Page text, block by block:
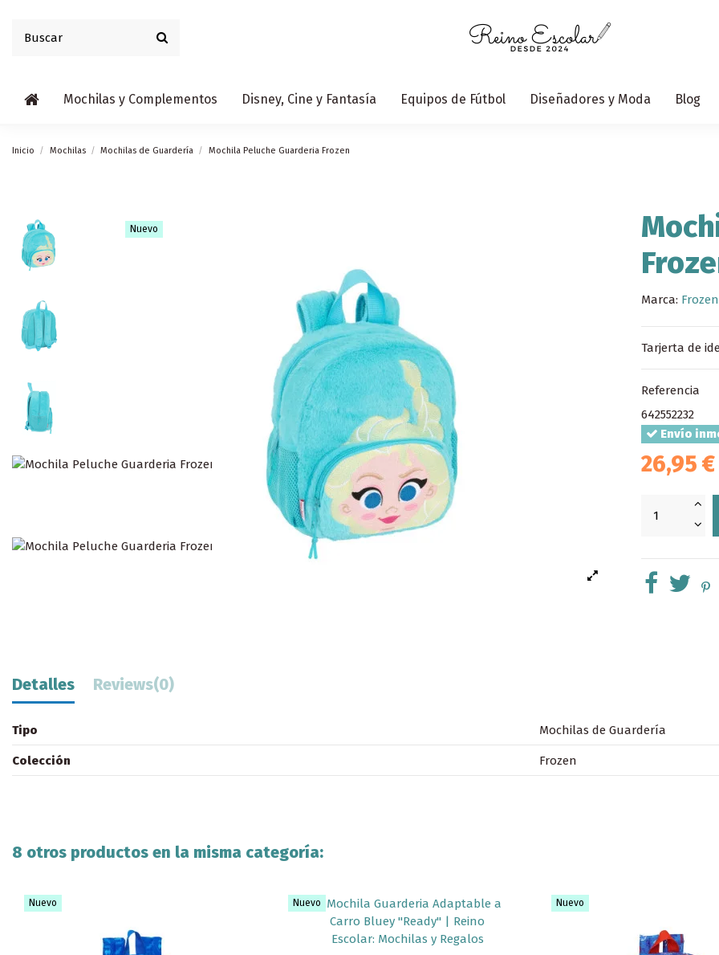
Mochilas y Complementos Disney, Cine y Fantasía Equipos de Fútbol Diseñadores y Moda Blog
Inicio Mochilas Mochilas de Guardería Mochila Peluche Guarderia Frozen
Nuevo
Marca: Frozen
Tarjerta de
Referencia
642552232
Envío
26,95 €
Detalles Reviews(0)
Tipo Mochilas de Guardería
Colección Frozen
8 otros productos en la misma categoría:
Nuevo Nuevo Nuevo